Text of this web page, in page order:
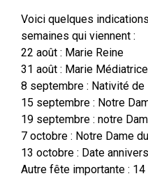
Voici quelques
semaines qui viennent :
22 août : Marie Reine
31 août : Marie
8 septembre : Nativité de
15 septembre : Notre
19 septembre : notre
7 octobre : Notre Dame
13 octobre : Date
Autre fête importante :